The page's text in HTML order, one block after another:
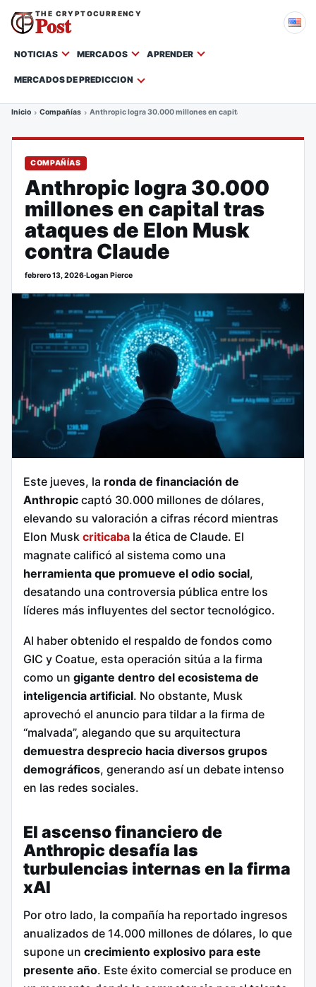
THE CRYPTOCURRENCY
Post
NOTICIAS MERCADOS APRENDER
MERCADOS DE PREDICCION
Inicio Compañías Anthropic logra 30.000 millones en capital tras ataques de
COMPAÑÍAS
Anthropic logra 30.000
millones en capital tras
ataques de Elon Musk
contra Claude
febrero 13, 2026·Logan Pierce
Este jueves, la ronda de financiación de
Anthropic captó 30.000 millones de dólares,
elevando su valoración a cifras récord mientras
Elon Musk criticaba la ética de Claude. El
magnate calificó al sistema como una
herramienta que promueve el odio social,
desatando una controversia pública entre los
líderes más influyentes del sector tecnológico.
Al haber obtenido el respaldo de fondos como
GIC y Coatue, esta operación sitúa a la firma
como un gigante dentro del ecosistema de
inteligencia artificial. No obstante, Musk
aprovechó el anuncio para tildar a la firma de
“malvada”, alegando que su arquitectura
demuestra desprecio hacia diversos grupos
demográficos, generando así un debate intenso
en las redes sociales.
El ascenso financiero de
Anthropic desafía las
turbulencias internas en la firma
xAI
Por otro lado, la compañía ha reportado ingresos
anualizados de 14.000 millones de dólares, lo que
supone un crecimiento explosivo para este
presente año. Este éxito comercial se produce en